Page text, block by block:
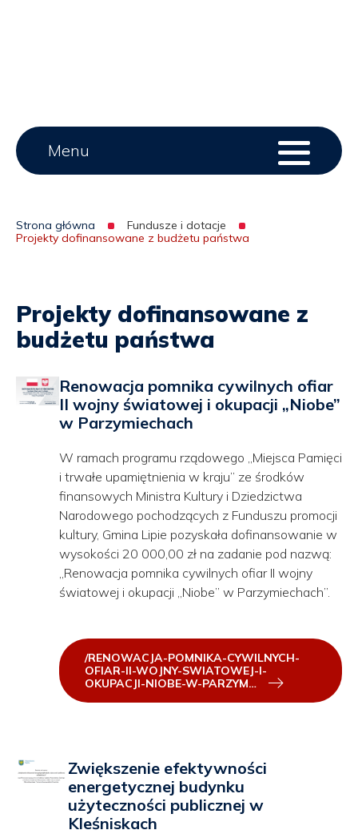
Menu
serwisu
Main
Menu
Ścieżka
Strona główna
Fundusze i dotacje
Projekty dofinansowane z budżetu państwa
Projekty dofinansowane z
budżetu państwa
Renowacja pomnika cywilnych ofiar
II wojny światowej i okupacji „Niobe”
w Parzymiechach
W ramach programu rządowego „Miejsca Pamięci
i trwałe upamiętnienia w kraju” ze środków
finansowych Ministra Kultury i Dziedzictwa
Narodowego pochodzących z Funduszu promocji
kultury, Gmina Lipie pozyskała dofinansowanie w
wysokości 20 000,00 zł na zadanie pod nazwą:
„Renowacja pomnika cywilnych ofiar II wojny
światowej i okupacji „Niobe” w Parzymiechach”.
/RENOWACJA-POMNIKA-CYWILNYCH-
OFIAR-II-WOJNY-SWIATOWEJ-I-
OKUPACJI-NIOBE-W-PARZYM…
Zwiększenie efektywności
energetycznej budynku
użyteczności publicznej w
Kleśniskach